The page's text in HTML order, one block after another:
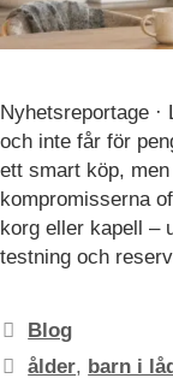
Nyhetsreportage
och inte får för
ett smart köp,
kompromisserna
korg eller kapell –
testning och
Kategorier
Blog
Etiketter
ålder, barn i
besökare,
trafikkälla etc.
Upplevelse
Upplevelse-
används för att
förstå och
analysera de
viktigaste
som hjälper till att
leverera en bättre